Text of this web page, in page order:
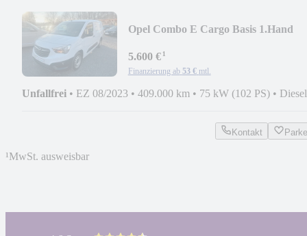
Opel Combo E Cargo Basis 1.Hand
5.600 €¹
Finanzierung ab 53 € mtl.
Unfallfrei • EZ 08/2023 • 409.000 km • 75 kW (102 PS) • Diesel
Kontakt
¹MwSt. ausweisbar